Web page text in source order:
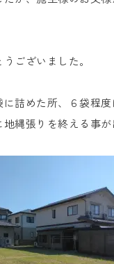
ございました。
詰めた所、６袋程度
縄張りを終える事が